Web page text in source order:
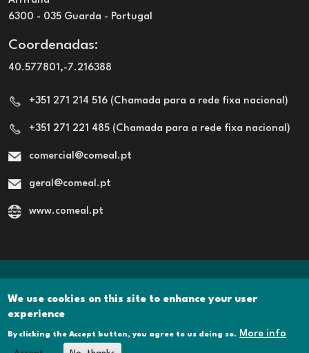
6300 - 035 Guarda - Portugal
Coordenadas:
40.577801,-7.216388
+351 271 214 516 (Chamada para a rede fixa nacional)
+351 271 221 485 (Chamada para a rede fixa nacional)
comercial@comeal.pt
geral@comeal.pt
www.comeal.pt
POLITICA DE PRIVACIDADE
POLÍTICA DE COOKIES
LIVRO DE RECLAMAÇÕES
We use cookies on this site to enhance your user
experience
By clicking the Accept button, you agree to us doing so. More info